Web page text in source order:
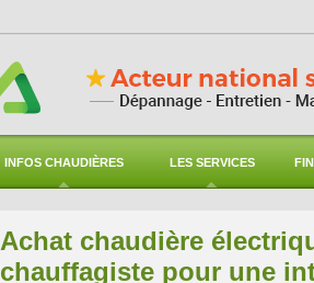
INFOS CHAUDIÈRES LES SERVICES
Achat chaudière
chauffagiste pour une